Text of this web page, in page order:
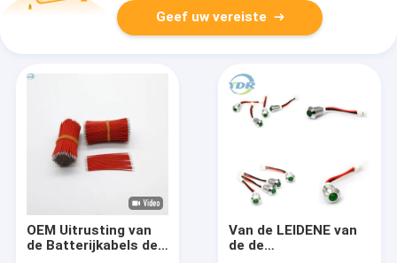
Geef uw vereiste
OEM Uitrusting van
de Batterijkabels de
Van de LEIDENE van
de de